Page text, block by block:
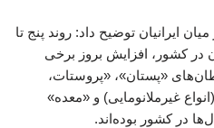
ایرانیان توضیح داد: روند پنج تا
کشور، افزایش بروز برخی
«پستان»، «پروستات،
غیرملانومایی) و «معده»
در کشور بوده‌اند.